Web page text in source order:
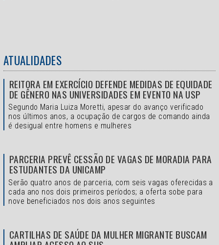
ATUALIDADES
REITORA EM EXERCÍCIO DEFENDE MEDIDAS DE EQUIDADE
DE GÊNERO NAS UNIVERSIDADES EM EVENTO NA USP
Segundo Maria Luiza Moretti, apesar do avanço verificado
nos últimos anos, a ocupação de cargos de comando ainda
é desigual entre homens e mulheres
PARCERIA PREVÊ CESSÃO DE VAGAS DE MORADIA PARA
ESTUDANTES DA UNICAMP
Serão quatro anos de parceria, com seis vagas oferecidas a
cada ano nos dois primeiros períodos; a oferta sobe para
nove beneficiados nos dois anos seguintes
CARTILHAS DE SAÚDE DA MULHER MIGRANTE BUSCAM